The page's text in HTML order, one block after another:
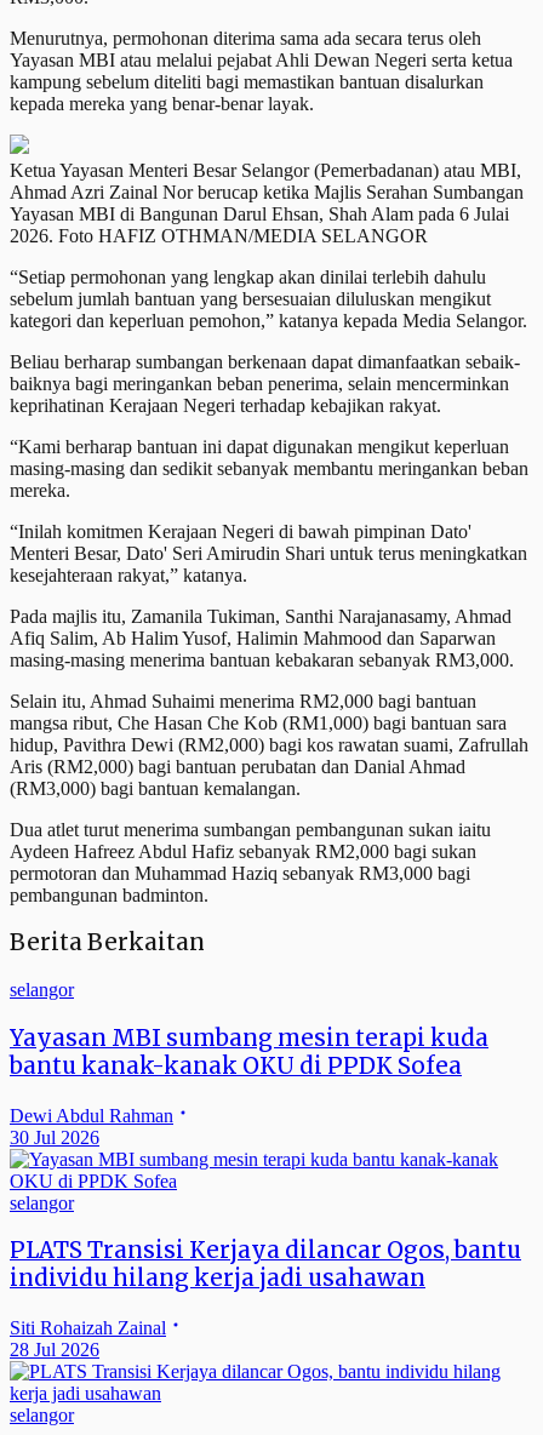
Menurutnya, permohonan diterima sama ada secara terus oleh
Yayasan MBI atau melalui pejabat Ahli Dewan Negeri serta ketua
kampung sebelum diteliti bagi memastikan bantuan disalurkan
kepada mereka yang benar-benar layak.
Ketua Yayasan Menteri Besar Selangor (Pemerbadanan) atau MBI,
Ahmad Azri Zainal Nor berucap ketika Majlis Serahan Sumbangan
Yayasan MBI di Bangunan Darul Ehsan, Shah Alam pada 6 Julai
2026. Foto HAFIZ OTHMAN/MEDIA SELANGOR
“Setiap permohonan yang lengkap akan dinilai terlebih dahulu
sebelum jumlah bantuan yang bersesuaian diluluskan mengikut
kategori dan keperluan pemohon,” katanya kepada Media Selangor.
Beliau berharap sumbangan berkenaan dapat dimanfaatkan sebaik-
baiknya bagi meringankan beban penerima, selain mencerminkan
keprihatinan Kerajaan Negeri terhadap kebajikan rakyat.
“Kami berharap bantuan ini dapat digunakan mengikut keperluan
masing-masing dan sedikit sebanyak membantu meringankan beban
mereka.
“Inilah komitmen Kerajaan Negeri di bawah pimpinan Dato'
Menteri Besar, Dato' Seri Amirudin Shari untuk terus meningkatkan
kesejahteraan rakyat,” katanya.
Pada majlis itu, Zamanila Tukiman, Santhi Narajanasamy, Ahmad
Afiq Salim, Ab Halim Yusof, Halimin Mahmood dan Saparwan
masing-masing menerima bantuan kebakaran sebanyak RM3,000.
Selain itu, Ahmad Suhaimi menerima RM2,000 bagi bantuan
mangsa ribut, Che Hasan Che Kob (RM1,000) bagi bantuan sara
hidup, Pavithra Dewi (RM2,000) bagi kos rawatan suami, Zafrullah
Aris (RM2,000) bagi bantuan perubatan dan Danial Ahmad
(RM3,000) bagi bantuan kemalangan.
Dua atlet turut menerima sumbangan pembangunan sukan iaitu
Aydeen Hafreez Abdul Hafiz sebanyak RM2,000 bagi sukan
permotoran dan Muhammad Haziq sebanyak RM3,000 bagi
pembangunan badminton.
Berita Berkaitan
selangor
Yayasan MBI sumbang mesin terapi kuda
bantu kanak-kanak OKU di PPDK Sofea
Dewi Abdul Rahman
30 Jul 2026
selangor
PLATS Transisi Kerjaya dilancar Ogos, bantu
individu hilang kerja jadi usahawan
Siti Rohaizah Zainal
28 Jul 2026
selangor